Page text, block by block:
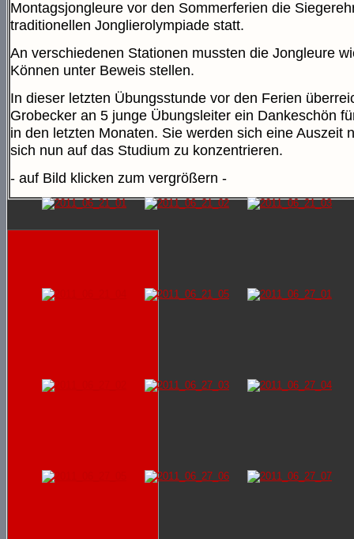
Montagsjongleure vor den Sommerferien die
traditionellen Jonglierolympiade statt.
An verschiedenen Stationen mussten die Jongleure
Können unter Beweis stellen.
In dieser letzten Übungsstunde vor den Ferien
Grobecker an 5 junge Übungsleiter ein Dankeschön
in den letzten Monaten. Sie werden sich eine Auszeit
sich nun auf das Studium zu konzentrieren.
- auf Bild klicken zum vergrößern -